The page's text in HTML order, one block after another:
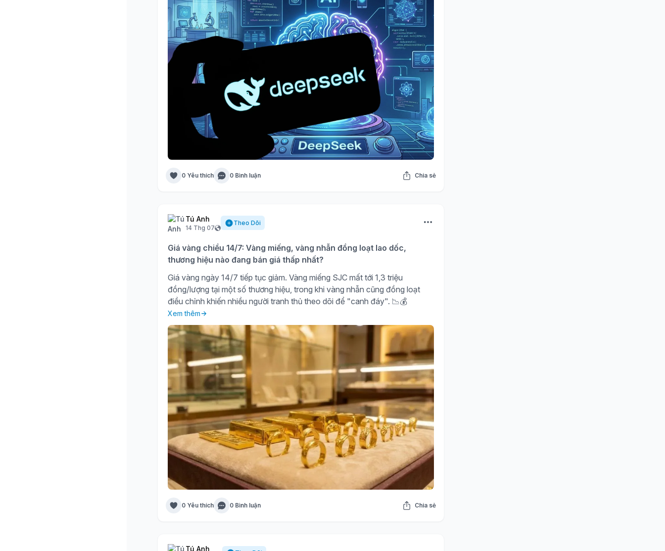
0 Yêu thích 0 Bình luận Chia sẻ
Tú Anh
14 Thg 07
Theo Dõi
Giá vàng chiều 14/7: Vàng miếng, vàng nhẫn đồng loạt lao dốc,
thương hiệu nào đang bán giá thấp nhất?
Giá vàng ngày 14/7 tiếp tục giảm. Vàng miếng SJC mất tới 1,3 triệu
đồng/lượng tại một số thương hiệu, trong khi vàng nhẫn cũng đồng loạt
điều chỉnh khiến nhiều người tranh thủ theo dõi để "canh đáy". 📉💰
Xem thêm
0 Yêu thích 0 Bình luận Chia sẻ
Tú Anh